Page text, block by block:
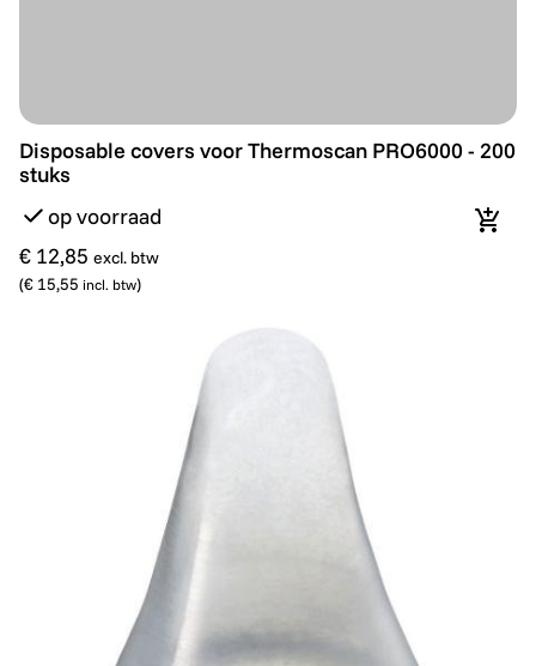
Disposable covers voor Thermoscan PRO6000 - 200
Disposable covers voor Thermoscan PRO6000 - 200
stuks
op voorraad
€ 12,85 excl. btw
(€ 15,55 incl. btw)
In